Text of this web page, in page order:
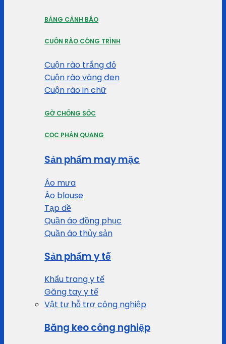
BẢNG CẢNH BÁO
CUỘN RÀO CÔNG TRÌNH
Cuộn rào trắng đỏ
Cuộn rào vàng đen
Cuộn rào in chữ
GỜ CHỐNG SỐC
CỌC PHẢN QUANG
Sản phẩm may mặc
Áo mưa
Áo blouse
Tạp dề
Quần áo đồng phục
Quần áo thủy sản
Sản phẩm y tế
Khẩu trang y tế
Găng tay y tế
Vật tư hỗ trợ công nghiệp
Băng keo công nghiệp